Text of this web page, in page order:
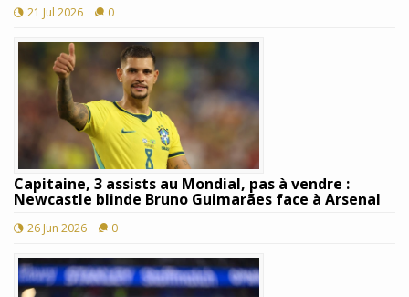
21 Jul 2026 0
Capitaine, 3 assists au Mondial, pas à vendre :
Newcastle blinde Bruno Guimarães face à Arsenal
26 Jun 2026 0